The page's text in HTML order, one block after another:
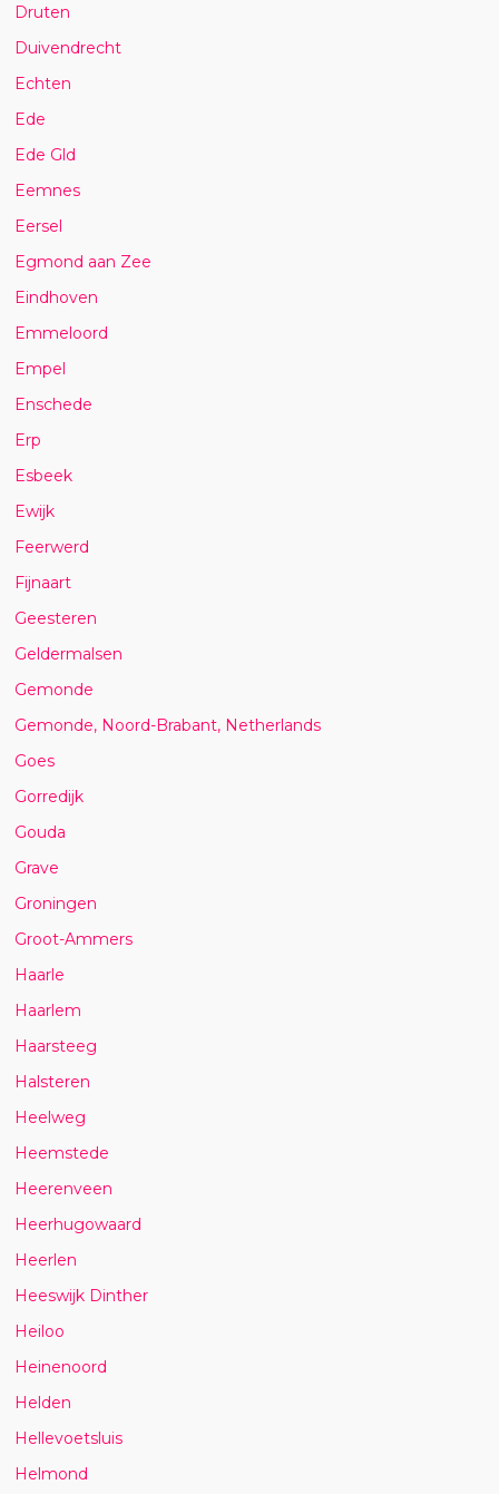
Druten
Duivendrecht
Echten
Ede
Ede Gld
Eemnes
Eersel
Egmond aan Zee
Eindhoven
Emmeloord
Empel
Enschede
Erp
Esbeek
Ewijk
Feerwerd
Fijnaart
Geesteren
Geldermalsen
Gemonde
Gemonde, Noord-Brabant, Netherlands
Goes
Gorredijk
Gouda
Grave
Groningen
Groot-Ammers
Haarle
Haarlem
Haarsteeg
Halsteren
Heelweg
Heemstede
Heerenveen
Heerhugowaard
Heerlen
Heeswijk Dinther
Heiloo
Heinenoord
Helden
Hellevoetsluis
Helmond